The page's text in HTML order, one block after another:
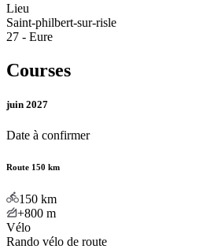
Lieu
Saint-philbert-sur-risle
27 - Eure
Courses
juin 2027
Date à confirmer
Route 150 km
150 km
+800 m
Vélo
Rando vélo de route